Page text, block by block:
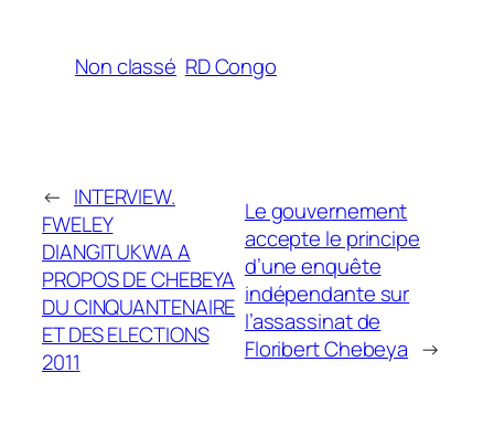
Non classé RD Congo
← INTERVIEW.
FWELEY
DIANGITUKWA A
PROPOS DE CHEBEYA
DU CINQUANTENAIRE
ET DES ELECTIONS
2011
Le gouvernement
accepte le principe
d’une enquête
indépendante sur
l’assassinat de
Floribert Chebeya →